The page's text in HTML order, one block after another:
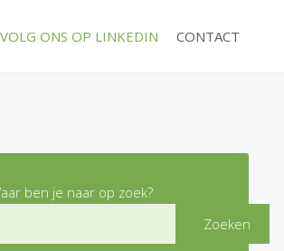
VOLG ONS OP LINKEDIN CONTACT
ben je naar op zoek?
Zoeken